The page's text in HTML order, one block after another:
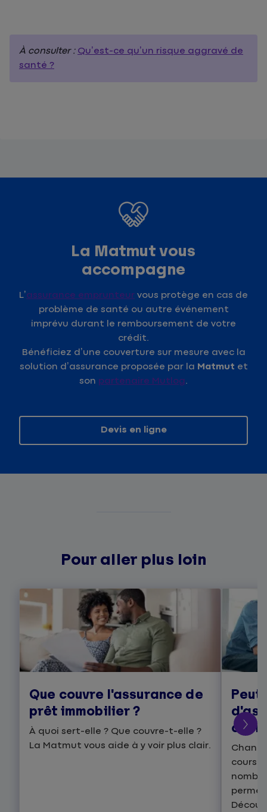
À consulter : Qu’est-ce qu’un risque aggravé de
santé ?
La Matmut vous
accompagne
L’assurance emprunteur vous protège en cas de
problème de santé ou autre événement
imprévu durant le remboursement de votre
crédit.
Bénéficiez d’une couverture sur mesure avec la
solution d’assurance proposée par la Matmut et
son partenaire Mutlog.
Devis en ligne
Pour aller plus loin
Que couvre l'assurance de
prêt immobilier ?
À quoi sert-elle ? Que couvre-t-elle ?
La Matmut vous aide à y voir plus clair.
cours